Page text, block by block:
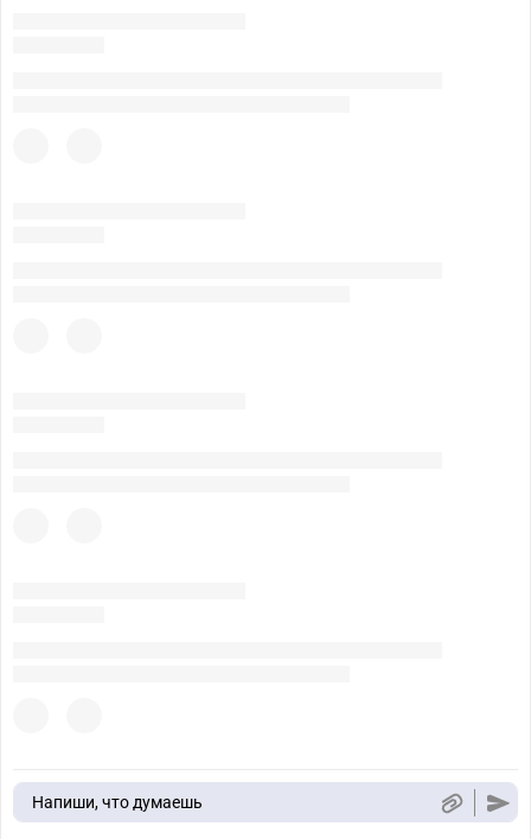
Напиши, что думаешь